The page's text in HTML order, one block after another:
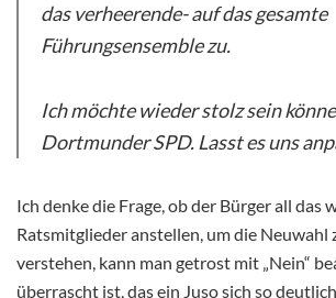
das verheerende- auf das gesamte
Führungsensemble zu.
Ich möchte wieder stolz sein
Dortmunder SPD. Lasst es uns
Ich denke die Frage, ob der Bürger all das
Ratsmitglieder anstellen, um die Neuwahl
verstehen, kann man getrost mit „Nein“
überrascht ist, das ein Juso sich so